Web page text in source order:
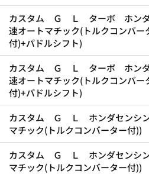
カスタム Ｇ Ｌ ターボ ホンダ
速オートマチック(トルクコンバ
付)+パドルシフト)
カスタム Ｇ Ｌ ターボ ホンダ
速オートマチック(トルクコンバ
付)+パドルシフト)
カスタム Ｇ Ｌ ホンダセンシン
マチック(トルクコンバーター付))
カスタム Ｇ Ｌ ホンダセンシン
マチック(トルクコンバーター付))